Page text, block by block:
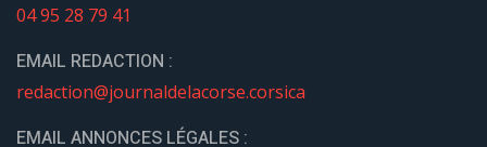
04 95 28 79 41
EMAIL REDACTION :
redaction@journaldelacorse.corsica
EMAIL ANNONCES LÉGALES :